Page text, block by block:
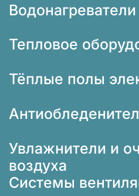
Водонагреватели
Тепловое
Тёплые полы
Увлажнители и
воздуха
Системы